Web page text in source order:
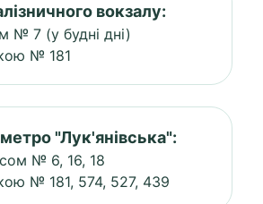
вокзалу:
№ 7 (у будні дні)
№ 181
метро "Лук'янівська":
№ 6, 16, 18
№ 181, 574, 527, 439